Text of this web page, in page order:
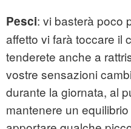
Pesci: vi basterà poco
affetto vi farà toccare il
tenderete anche a
vostre sensazioni
durante la giornata, al
mantenere un